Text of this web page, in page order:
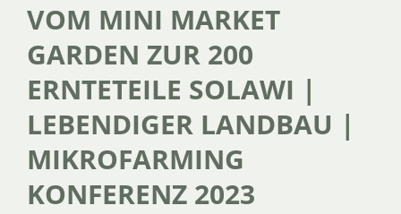
VOM MINI MARKET
GARDEN ZUR 200
ERNTETEILE SOLAWI |
LEBENDIGER LANDBAU |
MIKROFARMING
KONFERENZ 2023